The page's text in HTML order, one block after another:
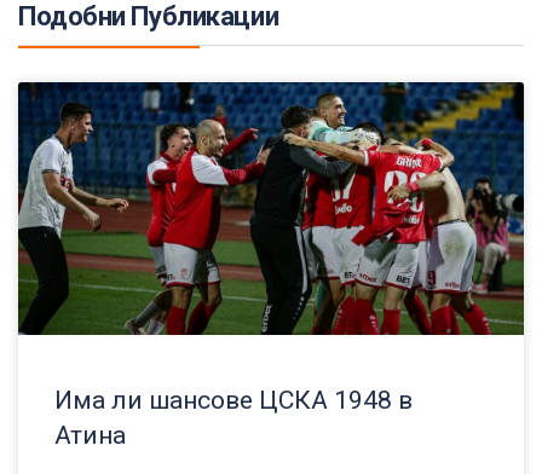
Подобни Публикации
Има ли шансове ЦСКА 1948 в
Атина